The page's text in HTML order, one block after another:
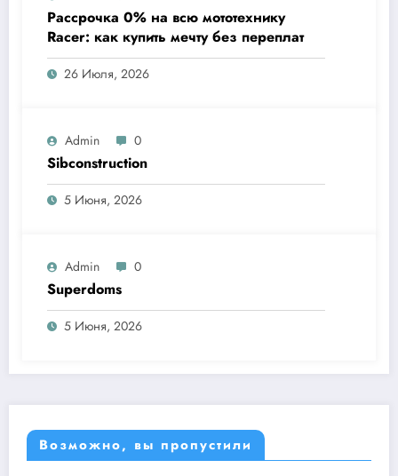
Рассрочка 0% на всю мототехнику
Racer: как купить мечту без переплат
26 Июля, 2026
Admin 0
Sibconstruction
5 Июня, 2026
Admin 0
Superdoms
5 Июня, 2026
Возможно, вы пропустили